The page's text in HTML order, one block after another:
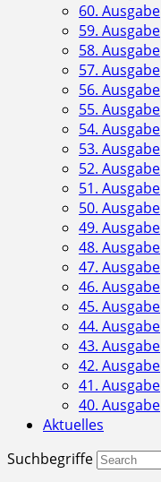
60. Ausgabe
59. Ausgabe
58. Ausgabe
57. Ausgabe
56. Ausgabe
55. Ausgabe
54. Ausgabe
53. Ausgabe
52. Ausgabe
51. Ausgabe
50. Ausgabe
49. Ausgabe
48. Ausgabe
47. Ausgabe
46. Ausgabe
45. Ausgabe
44. Ausgabe
43. Ausgabe
42. Ausgabe
41. Ausgabe
40. Ausgabe
Aktuelles
Suchbegriffe